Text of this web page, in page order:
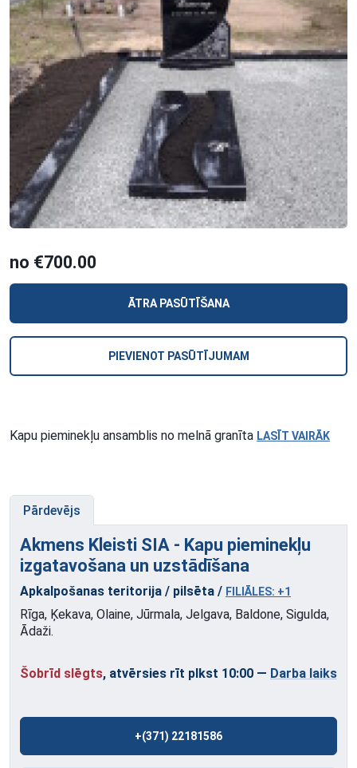
no €700.00
ĀTRA PASŪTĪŠANA
PIEVIENOT PASŪTĪJUMAM
Kapu pieminekļu ansamblis no melnā granīta LASĪT VAIRĀK
Pārdevējs
Akmens Kleisti SIA - Kapu pieminekļu
izgatavošana un uzstādīšana
Apkalpošanas teritorija / pilsēta / FILIĀLES: +1
Rīga, Ķekava, Olaine, Jūrmala, Jelgava, Baldone, Sigulda,
Ādaži.
Šobrīd slēgts, atvērsies rīt plkst 10:00 — Darba laiks
+(371) 22181586